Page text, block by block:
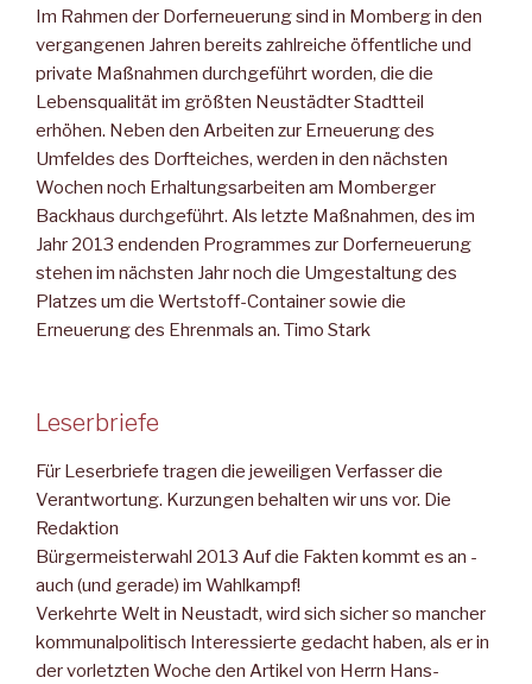
Im Rahmen der Dorferneuerung sind in Momberg in den
vergangenen Jahren bereits zahlreiche öffentliche und
private Maßnahmen durchgeführt worden, die die
Lebensqualität im größten Neustädter Stadtteil
erhöhen. Neben den Arbeiten zur Erneuerung des
Umfeldes des Dorfteiches, werden in den nächsten
Wochen noch Erhaltungsarbeiten am Momberger
Backhaus durchgeführt. Als letzte Maßnahmen, des im
Jahr 2013 endenden Programmes zur Dorferneuerung
stehen im nächsten Jahr noch die Umgestaltung des
Platzes um die Wertstoff-Container sowie die
Erneuerung des Ehrenmals an. Timo Stark
Leserbriefe
Für Leserbriefe tragen die jeweiligen Verfasser die
Verantwortung. Kurzungen behalten wir uns vor. Die
Redaktion
Bürgermeisterwahl 2013 Auf die Fakten kommt es an -
auch (und gerade) im Wahlkampf!
Verkehrte Welt in Neustadt, wird sich sicher so mancher
kommunalpolitisch Interessierte gedacht haben, als er in
der vorletzten Woche den Artikel von Herrn Hans-